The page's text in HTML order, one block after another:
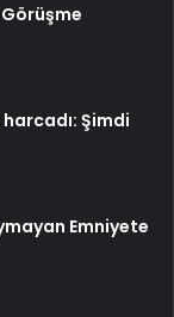
harcadı: Şimdi
Emniyete